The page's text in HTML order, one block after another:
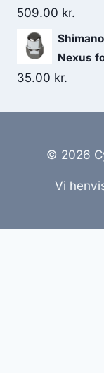
509.00 kr.
Nexus
35.00 kr.
© 2026
Vi